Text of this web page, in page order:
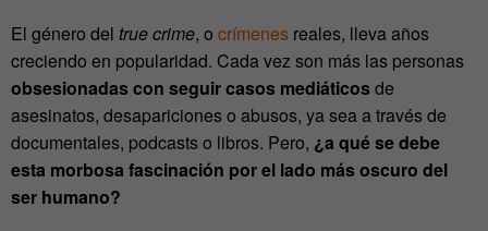
El género del true crime, o crímenes reales, lleva años
creciendo en popularidad. Cada vez son más las personas
obsesionadas con seguir casos mediáticosde
asesinatos, desapariciones o abusos, ya sea a través de
documentales, podcasts o libros. Pero, ¿a qué se debe
esta morbosa fascinación por el lado más oscuro del
ser humano?